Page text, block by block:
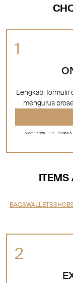
Lengkapi formulir
mengurus
ITEMS
BAGSWALLETS